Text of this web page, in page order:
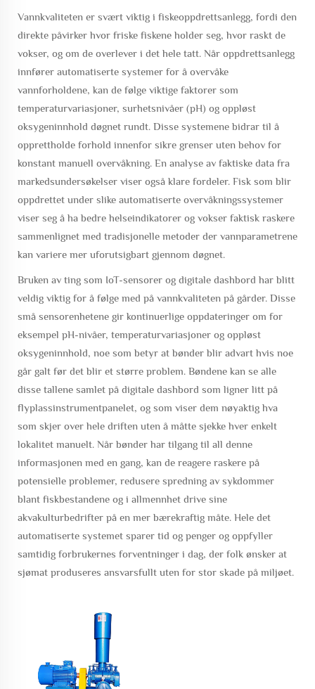
Vannkvaliteten er svært viktig i fiskeoppdrettsanlegg, fordi den
direkte påvirker hvor friske fiskene holder seg, hvor raskt de
vokser, og om de overlever i det hele tatt. Når oppdrettsanlegg
innfører automatiserte systemer for å overvåke
vannforholdene, kan de følge viktige faktorer som
temperaturvariasjoner, surhetsnivåer (pH) og oppløst
oksygeninnhold døgnet rundt. Disse systemene bidrar til å
opprettholde forhold innenfor sikre grenser uten behov for
konstant manuell overvåkning. En analyse av faktiske data fra
markedsundersøkelser viser også klare fordeler. Fisk som blir
oppdrettet under slike automatiserte overvåkningssystemer
viser seg å ha bedre helseindikatorer og vokser faktisk raskere
sammenlignet med tradisjonelle metoder der vannparametrene
kan variere mer uforutsigbart gjennom døgnet.
Bruken av ting som IoT-sensorer og digitale dashbord har blitt
veldig viktig for å følge med på vannkvaliteten på gårder. Disse
små sensorenhetene gir kontinuerlige oppdateringer om for
eksempel pH-nivåer, temperaturvariasjoner og oppløst
oksygeninnhold, noe som betyr at bønder blir advart hvis noe
går galt før det blir et større problem. Bøndene kan se alle
disse tallene samlet på digitale dashbord som ligner litt på
flyplassinstrumentpanelet, og som viser dem nøyaktig hva
som skjer over hele driften uten å måtte sjekke hver enkelt
lokalitet manuelt. Når bønder har tilgang til all denne
informasjonen med en gang, kan de reagere raskere på
potensielle problemer, redusere spredning av sykdommer
blant fiskbestandene og i allmennhet drive sine
akvakulturbedrifter på en mer bærekraftig måte. Hele det
automatiserte systemet sparer tid og penger og oppfyller
samtidig forbrukernes forventninger i dag, der folk ønsker at
sjømat produseres ansvarsfullt uten for stor skade på miljøet.